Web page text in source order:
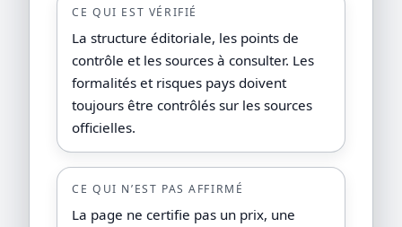
CE QUI EST VÉRIFIÉ
La structure éditoriale, les points de
contrôle et les sources à consulter. Les
formalités et risques pays doivent
toujours être contrôlés sur les sources
officielles.
CE QUI N’EST PAS AFFIRMÉ
La page ne certifie pas un prix, une